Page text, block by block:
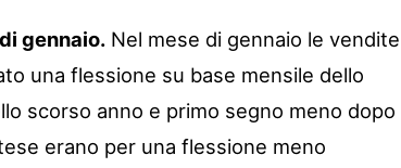
gennaio. Nel mese di gennaio le vendite
una flessione su base mensile dello
scorso anno e primo segno meno dopo
erano per una flessione meno